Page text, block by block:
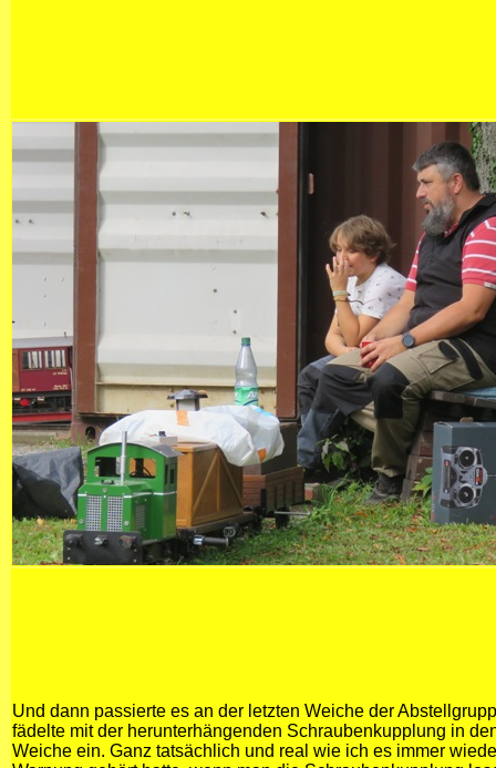
Und dann passierte es an der letzten Weiche der
fädelte mit der herunterhängenden Schraubenkupplung in
Weiche ein. Ganz tatsächlich und real wie ich es immer